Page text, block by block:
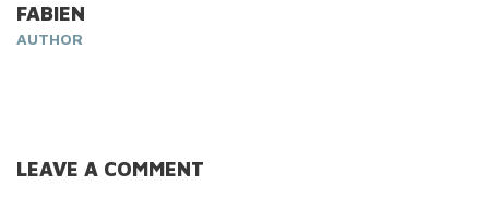
FABIEN
AUTHOR
LEAVE A COMMENT